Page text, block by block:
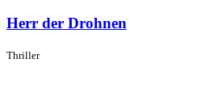
Herr der Drohnen
Thriller